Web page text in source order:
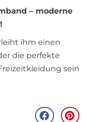
– moderne
ihm einen
die perfekte
sein